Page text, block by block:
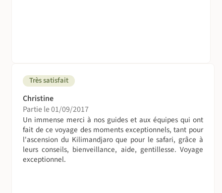
physique intense. Ces règles élémentaires de prévention
ne sont pas toujours respectées sur les pentes du
Kilimandjaro.
La prévention médicamenteuse doit être réservée aux
personnes dont la réponse à l’hypoxie est insuffisante (ce
diagnostic doit être déterminé par consultation
spécialisée)
Un traitement médicamenteux est aussi possible lorsqu’il
Très satisfait
Christine
Partie le 01/09/2017
Un immense merci à nos guides et aux équipes qui ont
fait de ce voyage des moments exceptionnels, tant pour
l'ascension du Kilimandjaro que pour le safari, grâce à
leurs conseils, bienveillance, aide, gentillesse. Voyage
exceptionnel.